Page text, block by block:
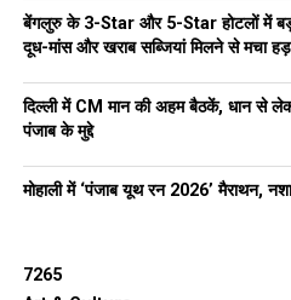
बेंगलुरु के 3-Star और 5-Star होटलों में
दूध-मांस और खराब सब्जियां मिलने से मचा
दिल्ली में CM मान की अहम बैठकें, धान से
पंजाब के मुद्दे
मोहाली में ‘पंजाब यूथ रन 2026’ मैराथन,
7265